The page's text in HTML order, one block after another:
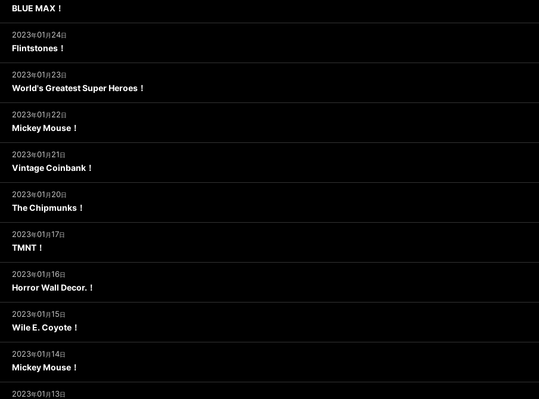
BLUE MAX！
2023年01 月 24日
Flintstones！
2023年01 月 23日
World's Greatest Super Heroes！
2023年01 月 22日
Mickey Mouse！
2023年01 月 21日
Vintage Coinbank！
2023年01 月 20日
The Chipmunks！
2023年01 月17日
TMNT！
2023年01 月16日
Horror Wall Decor.！
2023年01 月15日
Wile E. Coyote！
2023年01 月14日
Mickey Mouse！
2023年01 月13日